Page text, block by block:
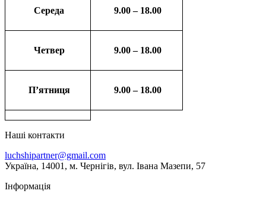
Середа 9.00 – 18.00
Четвер 9.00 – 18.00
П’ятниця 9.00 – 18.00
Наші контакти
luchshipartner@gmail.com
Українa, 14001, м. Чернігів, вул. Івана Мазепи, 57
Інформація